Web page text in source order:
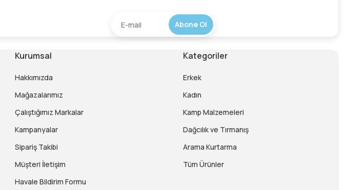
Abone Ol
Kurumsal
Hakkımızda
Mağazalarımız
Çalıştığımız Markalar
Kampanyalar
Sipariş Takibi
Müşteri İletişim
Havale Bildirim Formu
Kategoriler
Erkek
Kadın
Kamp Malzemeleri
Dağcılık ve Tırmanış
Arama Kurtarma
Tüm Ürünler